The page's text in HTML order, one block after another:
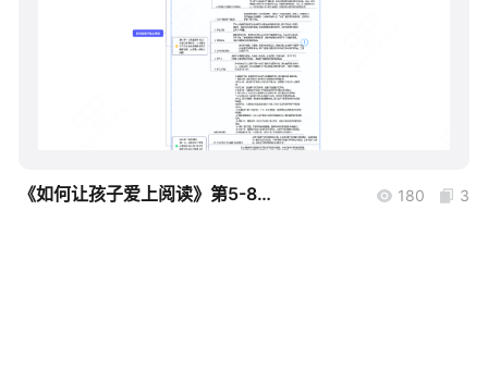
boardmix
《如何让孩子爱上阅读》第5-8章节概述 180 3